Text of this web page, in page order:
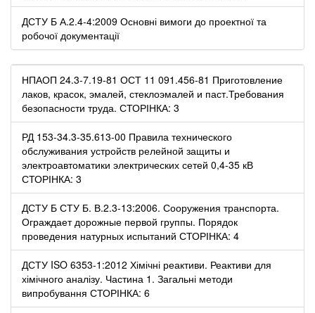
ДСТУ Б А.2.4-4:2009 Основні вимоги до проектної та
робочої документації
НПАОП 24.3-7.19-81 ОСТ 11 091.456-81 Приготовление
лаков, красок, эмалей, стеклоэмалей и паст.Требования
безопасности труда. СТОРІНКА: 3
РД 153-34.3-35.613-00 Правила технического
обслуживания устройств релейной защиты и
электроавтоматики электрических сетей 0,4-35 кВ
СТОРІНКА: 3
ДСТУ Б СТУ Б. В.2.3-13:2006. Сооружения транспорта.
Ограждает дорожные первой группы. Порядок
проведения натурных испытаний СТОРІНКА: 4
ДСТУ ISO 6353-1:2012 Хімічні реактиви. Реактиви для
хімічного аналізу. Частина 1. Загальні методи
випробування СТОРІНКА: 6